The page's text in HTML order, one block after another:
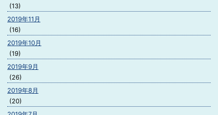
(13)
2019年11月
(16)
2019年10月
(19)
2019年9月
(26)
2019年8月
(20)